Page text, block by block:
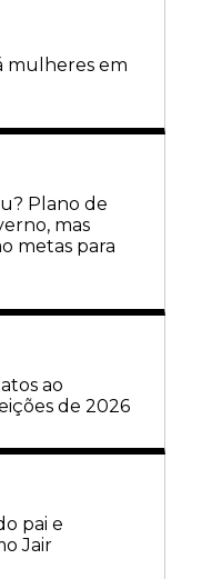
mulheres em
Plano de
mas
metas para
ao
de 2026
pai e
Jair